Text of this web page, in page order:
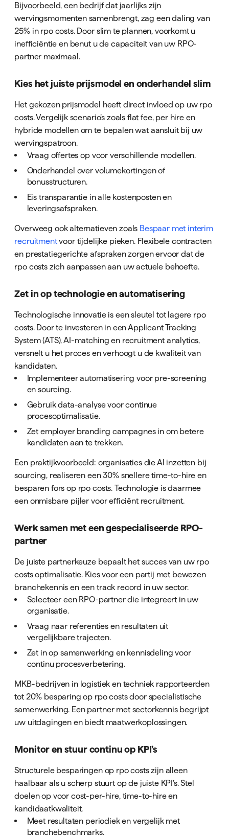
Bijvoorbeeld, een bedrijf dat jaarlijks zijn
wervingsmomenten samenbrengt, zag een daling van
25% in rpo costs. Door slim te plannen, voorkomt u
inefficiëntie en benut u de capaciteit van uw RPO-
partner maximaal.
Kies het juiste prijsmodel en onderhandel slim
Het gekozen prijsmodel heeft direct invloed op uw rpo
costs. Vergelijk scenario’s zoals flat fee, per hire en
hybride modellen om te bepalen wat aansluit bij uw
wervingspatroon.
Vraag offertes op voor verschillende modellen.
Onderhandel over volumekortingen of
bonusstructuren.
Eis transparantie in alle kostenposten en
leveringsafspraken.
Overweeg ook alternatieven zoals Bespaar met interim
recruitmentvoor tijdelijke pieken. Flexibele contracten
en prestatiegerichte afspraken zorgen ervoor dat de
rpo costs zich aanpassen aan uw actuele behoefte.
Zet in op technologie en automatisering
Technologische innovatie is een sleutel tot lagere rpo
costs. Door te investeren in een Applicant Tracking
System (ATS), AI-matching en recruitment analytics,
versnelt u het proces en verhoogt u de kwaliteit van
kandidaten.
Implementeer automatisering voor pre-screening
en sourcing.
Gebruik data-analyse voor continue
procesoptimalisatie.
Zet employer branding campagnes in om betere
kandidaten aan te trekken.
Een praktijkvoorbeeld: organisaties die AI inzetten bij
sourcing, realiseren een 30% snellere time-to-hire en
besparen fors op rpo costs. Technologie is daarmee
een onmisbare pijler voor efficiënt recruitment.
Werk samen met een gespecialiseerde RPO-
partner
De juiste partnerkeuze bepaalt het succes van uw rpo
costs optimalisatie. Kies voor een partij met bewezen
branchekennis en een track record in uw sector.
Selecteer een RPO-partner die integreert in uw
organisatie.
Vraag naar referenties en resultaten uit
vergelijkbare trajecten.
Zet in op samenwerking en kennisdeling voor
continu procesverbetering.
MKB-bedrijven in logistiek en techniek rapporteerden
tot 20% besparing op rpo costs door specialistische
samenwerking. Een partner met sectorkennis begrijpt
uw uitdagingen en biedt maatwerkoplossingen.
Monitor en stuur continu op KPI’s
Structurele besparingen op rpo costs zijn alleen
haalbaar als u scherp stuurt op de juiste KPI’s. Stel
doelen op voor cost-per-hire, time-to-hire en
kandidaatkwaliteit.
Meet resultaten periodiek en vergelijk met
branchebenchmarks.